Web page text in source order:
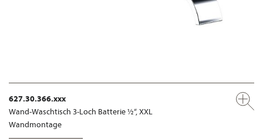
627.30.366.xxx
Wand-Waschtisch 3-Loch Batterie ½“, XXL
Wandmontage